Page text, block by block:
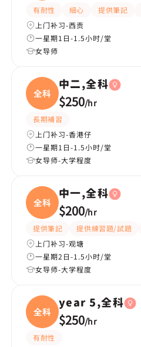
有耐性 細心 提供筆記
上门补习-西贡
一星期1日-1.5小时/堂
女导师
全科
中二,全科
$250/hr
長期補習
上门补习-香港仔
一星期1日-1.5小时/堂
女导师-大学程度
全科
中一,全科
$200/hr
提供筆記 提供練習題/試題
上门补习-观塘
一星期2日-1.5小时/堂
女导师-大学程度
全科
year 5,全科
$250/hr
有耐性